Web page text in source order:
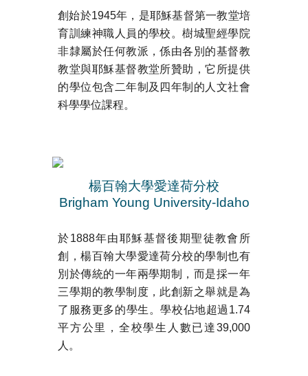
創始於1945年，是耶穌基督第一教堂培
育訓練神職人員的學校。樹城聖經學院
非隸屬於任何教派，係由各別的基督教
教堂與耶穌基督教堂所贊助，它所提供
的學位包含二年制及四年制的人文社會
科學學位課程。
楊百翰大學愛達荷分校
Brigham Young University-Idaho
於1888年由耶穌基督後期聖徒教會所
創，楊百翰大學愛達荷分校的學制也有
別於傳統的一年兩學期制，而是採一年
三學期的教學制度，此創新之舉就是為
了服務更多的學生。學校佔地超過1.74
平方公里，全校學生人數已達39,000
人。